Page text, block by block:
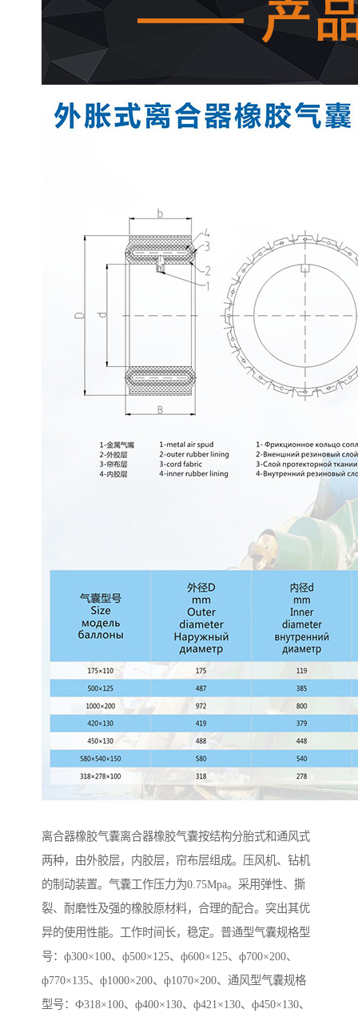
离合器橡胶气囊离合器橡胶气囊按结构分胎式和通风式
两种，由外胶层，内胶层，帘布层组成。压风机、钻机
的制动装置。气囊工作压力为0.75Mpa。采用弹性、撕
裂、耐磨性及强的橡胶原材料，合理的配合。突出其优
异的使用性能。工作时间长，稳定。普通型气囊规格型
号：ф300×100、ф500×125、ф600×125、ф700×200、
ф770×135、ф1000×200、ф1070×200、通风型气囊规格
型号：Ф318×100、ф400×130、ф421×130、ф450×130、